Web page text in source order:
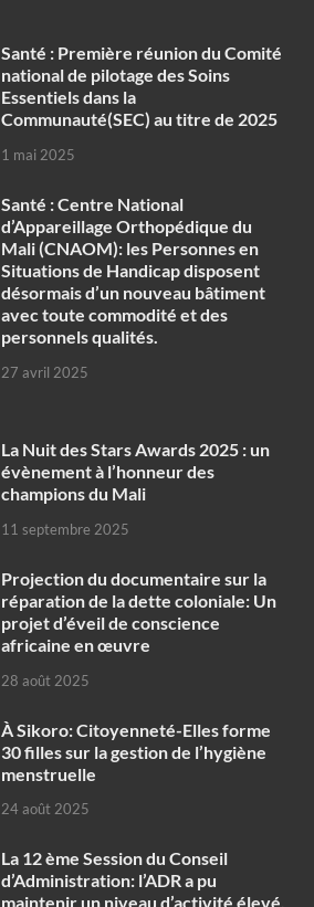
Santé : Première réunion du Comité
national de pilotage des Soins
Essentiels dans la
Communauté(SEC) au titre de 2025
1 mai 2025
Santé : Centre National
d’Appareillage Orthopédique du
Mali (CNAOM): les Personnes en
Situations de Handicap disposent
désormais d’un nouveau bâtiment
avec toute commodité et des
personnels qualités.
27 avril 2025
‎La Nuit des Stars Awards 2025 : un
évènement à l’honneur des
champions du Mali
11 septembre 2025
Projection du documentaire sur la
réparation de la dette coloniale: Un
projet d’éveil de conscience
africaine en œuvre‎
28 août 2025
À Sikoro: Citoyenneté-Elles forme
30 filles sur la gestion de l’hygiène
menstruelle
24 août 2025
La 12 ème Session du Conseil
d’Administration: l’ADR a pu
maintenir un niveau d’activité élevé,